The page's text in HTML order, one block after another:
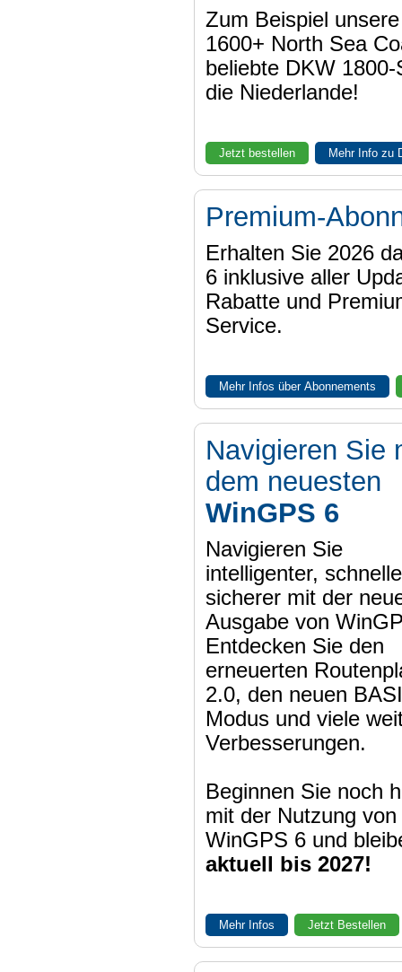
Zum Beispiel
1600+ North Sea
beliebte DKW
die Niederlande!
Jetzt bestellen Mehr Info zu
Premium-
Erhalten Sie 2026
6 inklusive aller
Rabatte und
Service.
Mehr Infos über Abonnements
Navigieren Sie
dem neuesten
WinGPS 6
Navigieren Sie
intelligenter,
sicherer mit der
Ausgabe von
Entdecken Sie den
erneuerten
2.0, den neuen
Modus und viele
Verbesserungen.
Beginnen Sie noch
mit der Nutzung von
WinGPS 6 und
aktuell bis 2027!
Mehr Infos Jetzt Bestellen